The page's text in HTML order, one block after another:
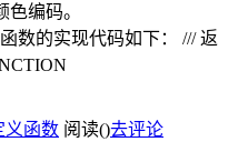
编码。
数的实现代码如下： /// 返
义函数 阅读()去评论